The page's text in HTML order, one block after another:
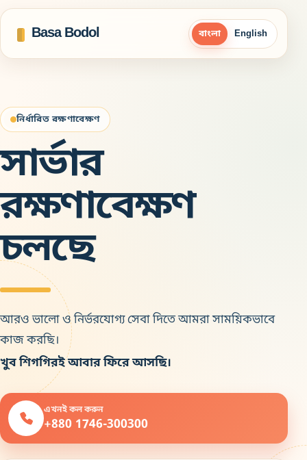
Basa Bodol বাংলা English
নির্ধারিত রক্ষণাবেক্ষণ
সার্ভার
রক্ষণাবেক্ষণ
চলছে
আরও ভালো ও নির্ভরযোগ্য সেবা দিতে আমরা সাময়িকভাবে
কাজ করছি।
খুব শিগগিরই আবার ফিরে আসছি।
এখনই কল করুন
+880 1746-300300